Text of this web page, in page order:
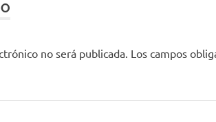
no será publicada. Los campos